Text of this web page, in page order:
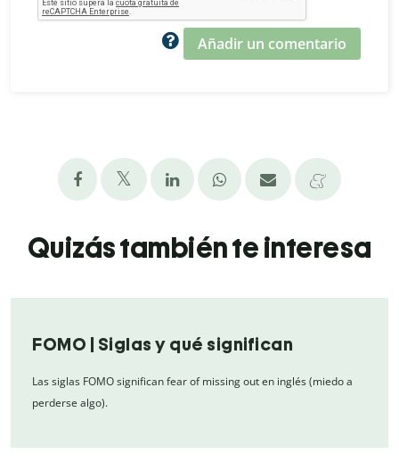
Añadir un comentario
Quizás también te interesa
FOMO | Siglas y qué significan
Las siglas FOMO significan fear of missing out en inglés (miedo a
perderse algo).